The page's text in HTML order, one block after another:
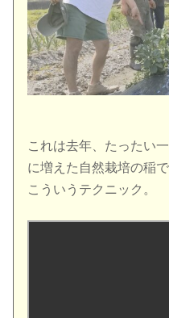
これは去年、たったい
に増えた自然栽培の稲で
こういうテクニック。